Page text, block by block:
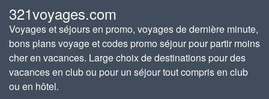
321voyages.com
Voyages et séjours en promo, voyages de dernière minute,
bons plans voyage et codes promo séjour pour partir moins
cher en vacances. Large choix de destinations pour des
vacances en club ou pour un séjour tout compris en club
ou en hôtel.